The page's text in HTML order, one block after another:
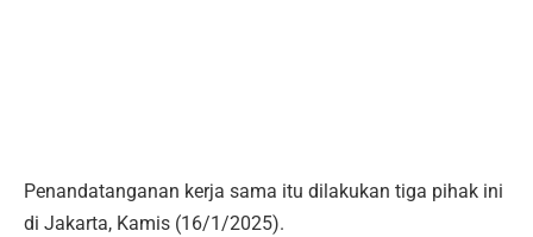
Penandatanganan kerja sama itu dilakukan tiga pihak ini
di Jakarta, Kamis (16/1/2025).